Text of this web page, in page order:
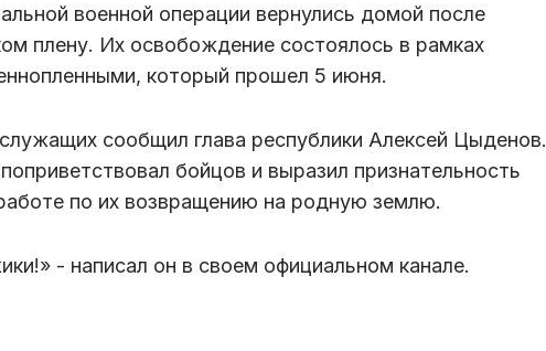
военной операции вернулись домой после
плену. Их освобождение состоялось в рамках
который прошел 5 июня.
сообщил глава республики Алексей Цыденов.
бойцов и выразил признательность
по их возвращению на родную землю.
- написал он в своем официальном канале.